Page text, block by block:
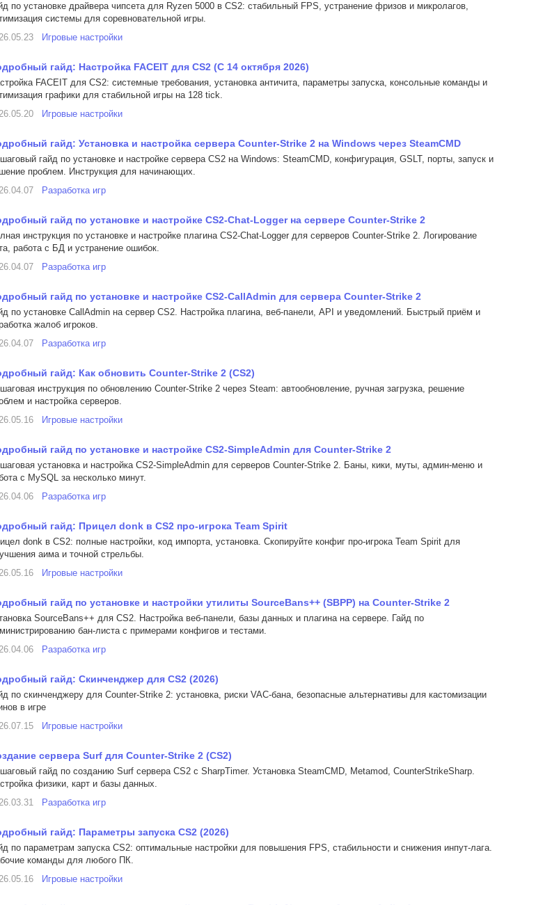
по установке драйвера чипсета для Ryzen 5000 в CS2: стабильный FPS, устранение фризов и микролагов,
системы для соревновательной игры.
Игровые настройки
гайд: Настройка FACEIT для CS2 (С 14 октября 2026)
FACEIT для CS2: системные требования, установка античита, параметры запуска, консольные команды и
графики для стабильной игры на 128 tick.
Игровые настройки
гайд: Установка и настройка сервера Counter-Strike 2 на Windows через SteamCMD
гайд по установке и настройке сервера CS2 на Windows: SteamCMD, конфигурация, GSLT, порты, запуск и
проблем. Инструкция для начинающих.
Разработка игр
гайд по установке и настройке CS2-Chat-Logger на сервере Counter-Strike 2
инструкция по установке и настройке плагина CS2-Chat-Logger для серверов Counter-Strike 2. Логирование
работа с БД и устранение ошибок.
Разработка игр
гайд по установке и настройке CS2-CallAdmin для сервера Counter-Strike 2
по установке CallAdmin на сервер CS2. Настройка плагина, веб-панели, API и уведомлений. Быстрый приём и
жалоб игроков.
Разработка игр
гайд: Как обновить Counter-Strike 2 (CS2)
инструкция по обновлению Counter-Strike 2 через Steam: автообновление, ручная загрузка, решение
и настройка серверов.
Игровые настройки
гайд по установке и настройке CS2-SimpleAdmin для Counter-Strike 2
установка и настройка CS2-SimpleAdmin для серверов Counter-Strike 2. Баны, кики, муты, админ-меню и
с MySQL за несколько минут.
Разработка игр
гайд: Прицел donk в CS2 про-игрока Team Spirit
donk в CS2: полные настройки, код импорта, установка. Скопируйте конфиг про-игрока Team Spirit для
аима и точной стрельбы.
Игровые настройки
гайд по установке и настройки утилиты SourceBans++ (SBPP) на Counter-Strike 2
SourceBans++ для CS2. Настройка веб-панели, базы данных и плагина на сервере. Гайд по
бан-листа с примерами конфигов и тестами.
Разработка игр
гайд: Скинченджер для CS2 (2026)
по скинченджеру для Counter-Strike 2: установка, риски VAC-бана, безопасные альтернативы для кастомизации
в игре
Игровые настройки
сервера Surf для Counter-Strike 2 (CS2)
гайд по созданию Surf сервера CS2 с SharpTimer. Установка SteamCMD, Metamod, CounterStrikeSharp.
физики, карт и базы данных.
Разработка игр
гайд: Параметры запуска CS2 (2026)
по параметрам запуска CS2: оптимальные настройки для повышения FPS, стабильности и снижения инпут-лага.
команды для любого ПК.
Игровые настройки